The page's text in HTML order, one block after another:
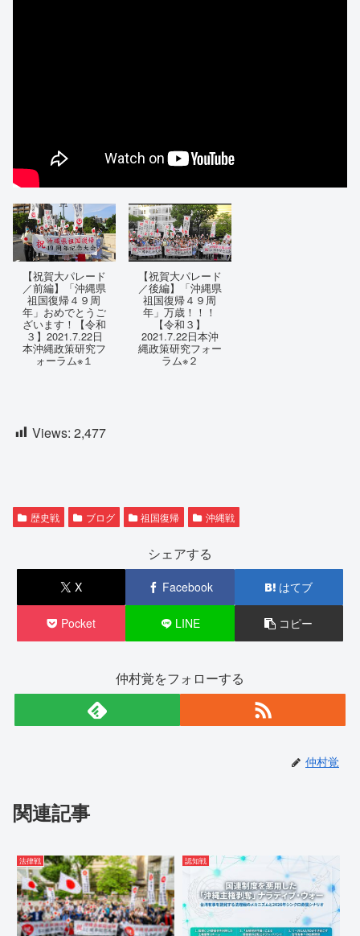
【祝賀大パレード
／前編】「沖縄県
祖国復帰４９周
年」おめでとうご
ざいます！【令和
３】2021.7.22日
本沖縄政策研究フ
ォーラム※１
【祝賀大パレード
／後編】「沖縄県
祖国復帰４９周
年」万歳！！！
【令和３】
2021.7.22日本沖
縄政策研究フォー
ラム※２
Views: 2,477
歴史戦 ブログ 祖国復帰 沖縄戦
シェアする
X Facebook はてブ
Pocket LINE コピー
仲村覚をフォローする
仲村覚
関連記事
法律戦 認知戦